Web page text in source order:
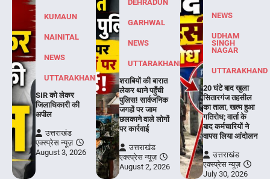
KUMAUN
NAINITAL
NEWS
UTTARAKHAND
SIR को लेकर
जिलाधिकारी की
अपील
उत्तराखंड
एक्स्प्रेस न्यूज़
August 3, 2026
DEHRADUN
GARHWAL
NEWS
UTTARAKHAND
शराबियों की बारात
लेकर थाने पहुँची
पुलिस! सार्वजनिक
जगहों पर जाम
छलकाने वाले लोगों
पर कार्रवाई
उत्तराखंड
एक्स्प्रेस न्यूज़
August 2, 2026
NEWS
UDHAM
SINGH
NAGAR
UTTARAKHAND
20 घंटे बाद खुला
सितारगंज तहसील
का ताला, खत्म हुआ
गतिरोध; वार्ता के
बाद कर्मचारियों ने
वापस लिया आंदोलन
उत्तराखंड
एक्स्प्रेस न्यूज़
July 30, 2026